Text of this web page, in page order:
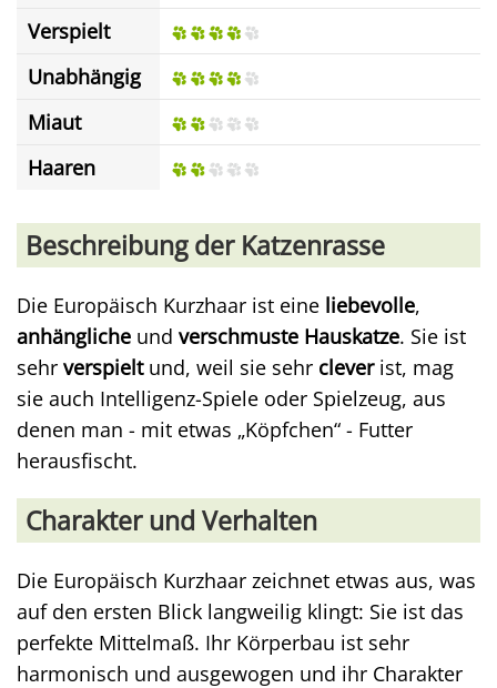
Verspielt
Unabhängig
Miaut
Haaren
Beschreibung der Katzenrasse
Die Europäisch Kurzhaar ist eine liebevolle,
anhängliche und verschmuste Hauskatze. Sie ist
sehr verspieltund, weil sie sehr cleverist, mag
sie auch Intelligenz-Spiele oder Spielzeug, aus
denen man - mit etwas „Köpfchen“ - Futter
herausfischt.
Charakter und Verhalten
Die Europäisch Kurzhaar zeichnet etwas aus, was
auf den ersten Blick langweilig klingt: Sie ist das
perfekte Mittelmaß. Ihr Körperbau ist sehr
harmonisch und ausgewogen und ihr Charakter